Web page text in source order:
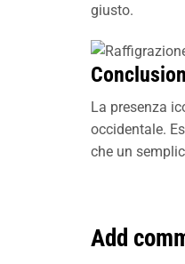
giusto.
La presenza
occidentale.
che un
Add